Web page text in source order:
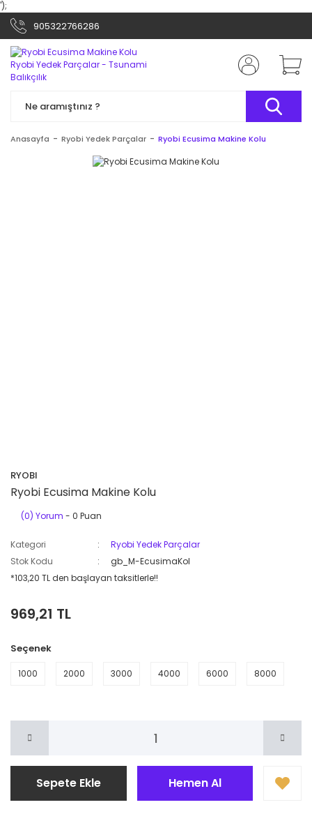
');
905322766286
Anasayfa Ryobi Yedek Parçalar Ryobi Ecusima Makine Kolu
RYOBI
Ryobi Ecusima Makine Kolu
(0) Yorum - 0 Puan
Kategori
Ryobi Yedek Parçalar
Stok Kodu
gb_M-EcusimaKol
*103,20 TL den başlayan taksitlerle!!
969,21 TL
Seçenek
1000 2000 3000 4000 6000 8000
Sepete Ekle Hemen Al